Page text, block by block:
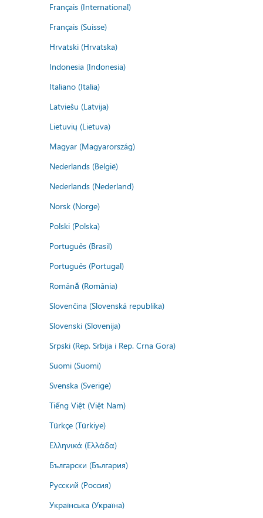
Français (International)
Français (Suisse)
Hrvatski (Hrvatska)
Indonesia (Indonesia)
Italiano (Italia)
Latviešu (Latvija)
Lietuvių (Lietuva)
Magyar (Magyarország)
Nederlands (België)
Nederlands (Nederland)
Norsk (Norge)
Polski (Polska)
Português (Brasil)
Português (Portugal)
Română (România)
Slovenčina (Slovenská republika)
Slovenski (Slovenija)
Srpski (Rep. Srbija i Rep. Crna Gora)
Suomi (Suomi)
Svenska (Sverige)
Tiếng Việt (Việt Nam)
Türkçe (Türkiye)
Ελληνικά (Ελλάδα)
Български (България)
Русский (Россия)
Українська (Україна)